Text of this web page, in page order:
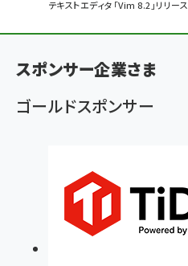
ン
く
ず
テキストエディタ「Vim 8.2」リリース
スポンサー企業さま
ゴールドスポンサー